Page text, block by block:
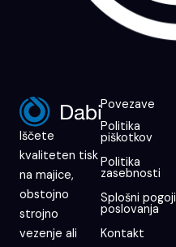
Iščete
kvaliteten tisk
na majice,
obstojno
strojno
vezenje ali
Povezave
Politika
piškotkov
Politika
zasebnosti
Splošni pogoji
poslovanja
Kontakt